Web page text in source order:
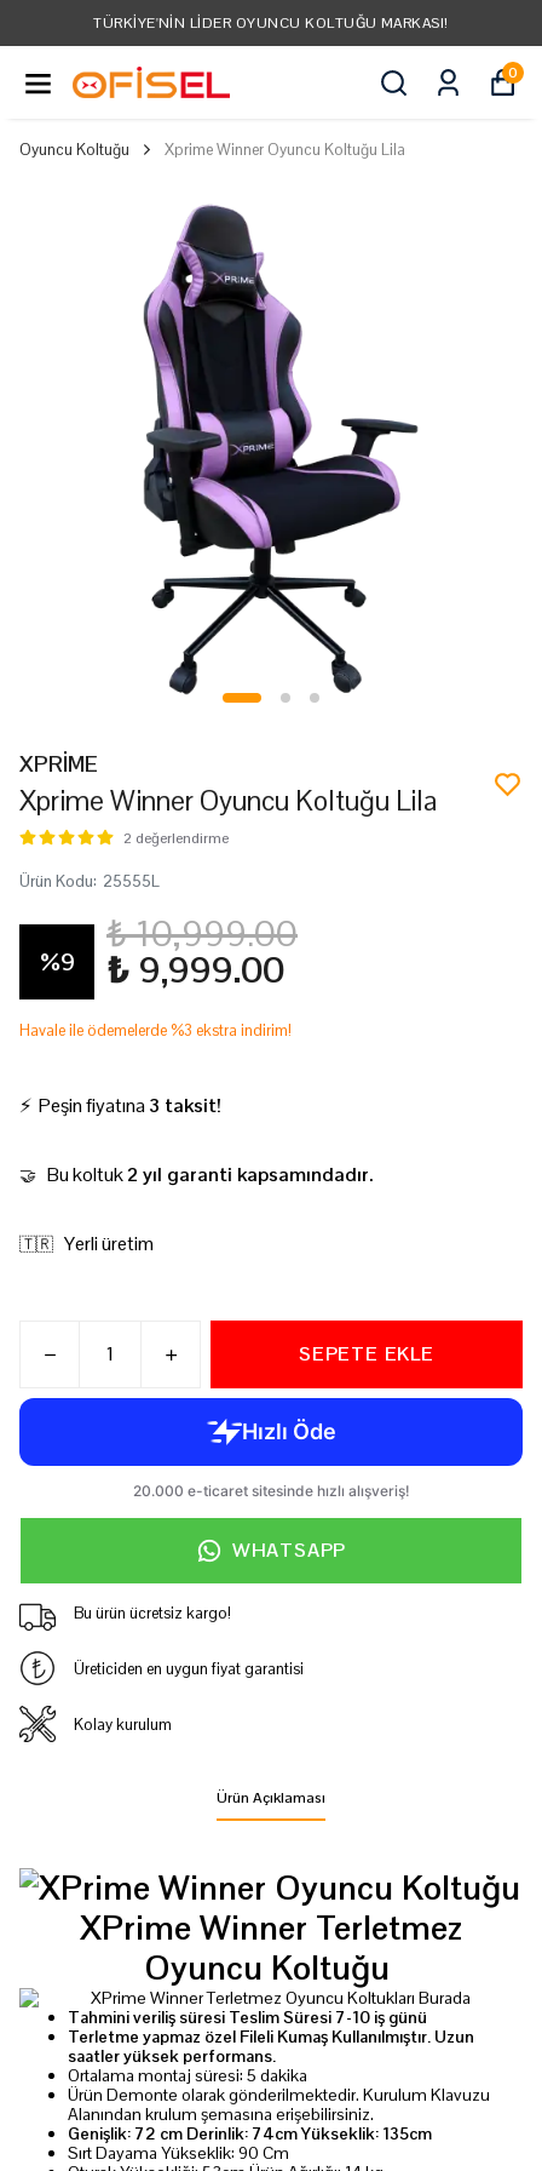
TÜRKIYE'NIN LIDER OYUNCU KOLTUĞU MARKASI!
0
Oyuncu Koltuğu Xprime Winner Oyuncu Koltuğu Lila
XPRİME
Xprime Winner Oyuncu Koltuğu Lila
2 değerlendirme
Ürün Kodu: 25555L
%9
₺ 10,999.00
₺ 9,999.00
Havale ile ödemelerde %3 ekstra indirim!
⚡ Peşin fiyatına 3 taksit!
🤝 Bu koltuk2 yıl garanti kapsamındadır.
🇹🇷 Yerli üretim
SEPETE EKLE
WHATSAPP
Bu ürün ücretsiz kargo!
Üreticiden en uygun fiyat garantisi
Kolay kurulum
Ürün Açıklaması
XPrime Winner Terletmez
Oyuncu Koltuğu
Tahminiveriliş süresi Teslim Süresi 7-10 iş günü
Terletme yapmaz özel Fileli Kumaş Kullanılmıştır. Uzun
saatler yüksek performans.
Ortalama montaj süresi: 5 dakika
Ürün Demonte olarak gönderilmektedir. Kurulum Klavuzu
Alanından krulum şemasına erişebilirsiniz.
Genişlik: 72 cm Derinlik: 74cm Yükseklik: 135cm
Sırt Dayama Yükseklik: 90 Cm